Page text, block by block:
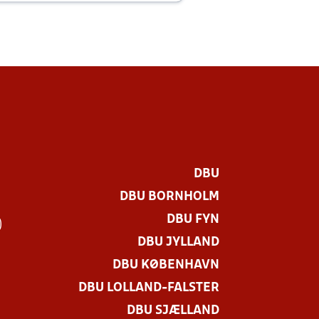
DBU
DBU BORNHOLM
DBU FYN
DBU JYLLAND
DBU KØBENHAVN
DBU LOLLAND-FALSTER
DBU SJÆLLAND